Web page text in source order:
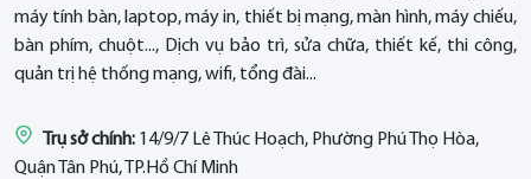
máy tính bàn, laptop, máy in, thiết bị mạng, màn hình, máy chiếu,
bàn phím, chuột..., Dịch vụ bảo trì, sửa chữa, thiết kế, thi công,
quản trị hệ thống mạng, wifi, tổng đài...
Trụ sở chính: 14/9/7 Lê Thúc Hoạch, Phường Phú Thọ Hòa,
Quận Tân Phú, TP.Hồ Chí Minh